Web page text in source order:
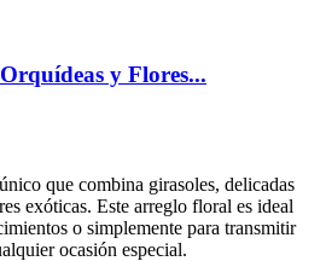
y Flores...
que combina girasoles, delicadas
exóticas. Este arreglo floral es ideal
o simplemente para transmitir
ocasión especial.